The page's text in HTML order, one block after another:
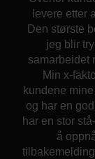
levere etter
Den største
jeg blir
samarbeidet
Min x-
kundene
og har en
har en stor
å